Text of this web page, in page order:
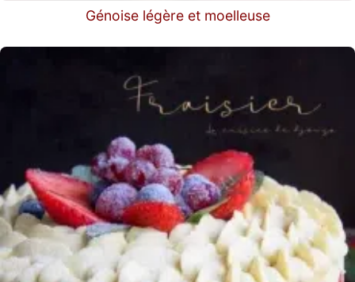
Génoise légère et moelleuse